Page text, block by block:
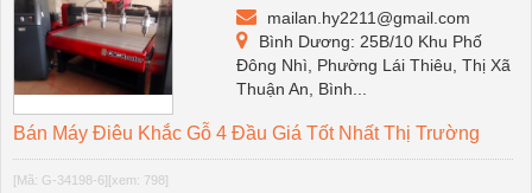
mailan.hy2211@gmail.com
Bình Dương: 25B/10 Khu Phố
Đông Nhì, Phường Lái Thiêu, Thị Xã
Thuận An, Bình...
Bán Máy Điêu Khắc Gỗ 4 Đầu Giá Tốt Nhất Thị Trường
[Mã: G-34198-6][xem: 798]